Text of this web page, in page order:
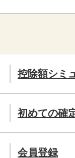
控除額シミ
初めての確
会員登録